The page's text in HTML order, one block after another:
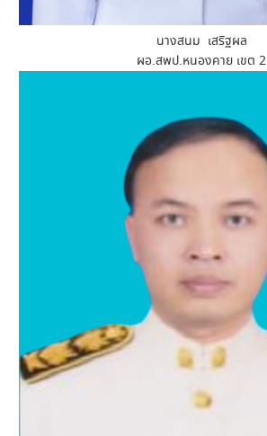
นางสนม เสริฐผล
ผอ.สพป.หนองคาย เขต 2